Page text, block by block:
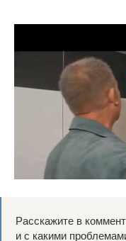
Расскажите в
и с какими